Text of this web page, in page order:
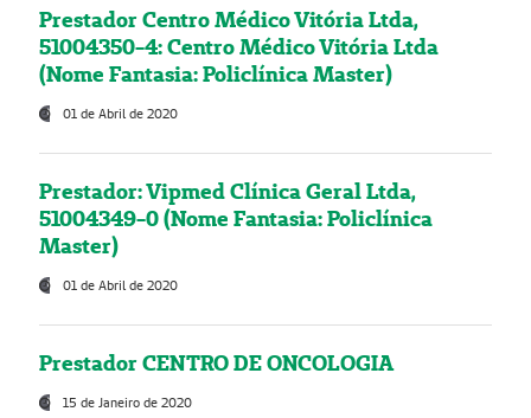
Prestador Centro Médico Vitória Ltda,
51004350-4: Centro Médico Vitória Ltda
(Nome Fantasia: Policlínica Master)
01 de Abril de 2020
Prestador: Vipmed Clínica Geral Ltda,
51004349-0 (Nome Fantasia: Policlínica
Master)
01 de Abril de 2020
Prestador CENTRO DE ONCOLOGIA
15 de Janeiro de 2020